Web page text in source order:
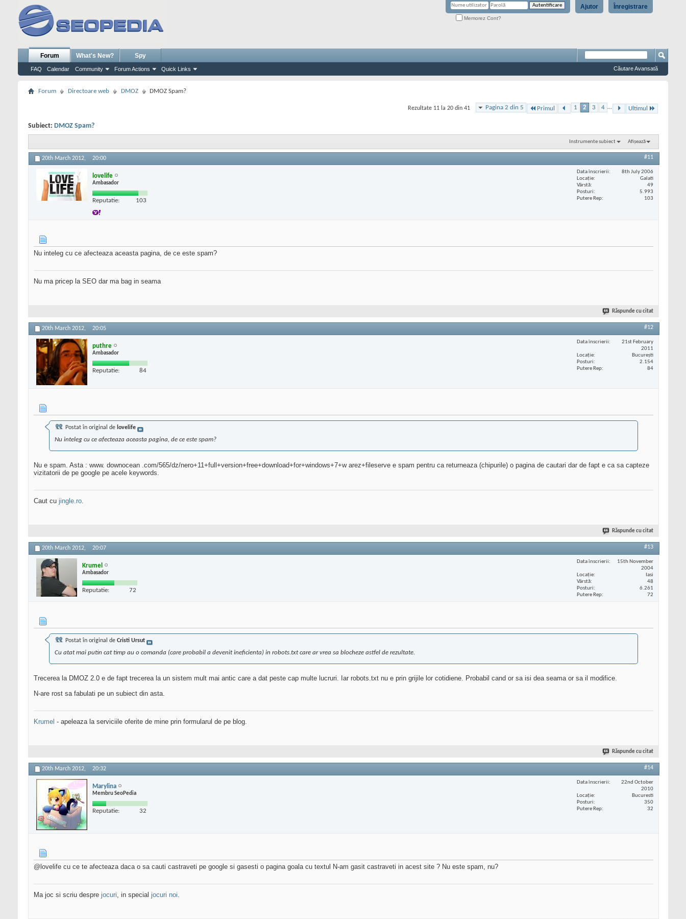
Înregistrare
Ajutor
Memorez Cont?
Forum
FAQ Calendar Community Forum Actions Quick Links
What's New? Spy
Căutare Avansată
Forum Directoare web DMOZ DMOZ Spam?
Pagina 2 din 5 Primul 1 2 3 4 ... Ultimul
Rezultate 11 la 20 din 41
Subiect: DMOZ Spam?
Instrumente subiect Afișează
20th March 2012, 20:00 #11
lovelife
Ambasador
Reputatie: 103
Data înscrierii
8th July 2006
Locaţie
Galati
Vârstă
49
Posturi
5.993
Putere Rep
103
Nu inteleg cu ce afecteaza aceasta pagina, de ce este spam?
Nu ma pricep la SEO dar ma bag in seama
Răspunde cu citat
20th March 2012, 20:05 #12
puthre
Ambasador
Reputatie: 84
Data înscrierii
21st February
2011
Locaţie
București
Posturi
2.154
Putere Rep
84
Postat în original de lovelife
Nu inteleg cu ce afecteaza aceasta pagina, de ce este spam?
Nu e spam. Asta : www. downocean .com/565/dz/nero+11+full+version+free+download+for+windows+7+w arez+fileserve e spam pentru ca returneaza (chipurile) o pagina de cautari dar de fapt e ca sa capteze
vizitatorii de pe google pe acele keywords.
Caut cu jingle.ro.
Răspunde cu citat
20th March 2012, 20:07 #13
Krumel
Ambasador
Reputatie: 72
Data înscrierii
15th November
2004
Locaţie
Iasi
Vârstă
48
Posturi
6.261
Putere Rep
72
Postat în original de Cristi Ursut
Cu atat mai putin cat timp au o comanda (care probabil a devenit ineficienta) in robots.txt care ar vrea sa blocheze astfel de rezultate.
Trecerea la DMOZ 2.0 e de fapt trecerea la un sistem mult mai antic care a dat peste cap multe lucruri. Iar robots.txt nu e prin grijile lor cotidiene. Probabil cand or sa isi dea seama or sa il modifice.
N-are rost sa fabulati pe un subiect din asta.
Krumel - apeleaza la serviciile oferite de mine prin formularul de pe blog.
Răspunde cu citat
20th March 2012, 20:32 #14
Marylina
Membru SeoPedia
Reputatie: 32
Data înscrierii
22nd October
2010
Locaţie
Bucuresti
Posturi
350
Putere Rep
32
@lovelife cu ce te afecteaza daca o sa cauti castraveti pe google si gasesti o pagina goala cu textul N-am gasit castraveti in acest site ? Nu este spam, nu?
Ma joc si scriu despre jocuri, in special jocuri noi.